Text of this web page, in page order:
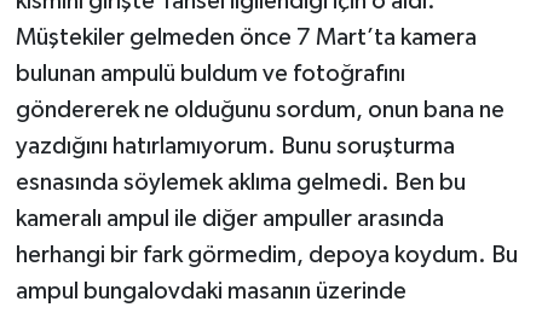
Müştekiler gelmeden önce 7 Mart’ta kamera
bulunan ampulü buldum ve fotoğrafını
göndererek ne olduğunu sordum, onun bana ne
yazdığını hatırlamıyorum. Bunu soruşturma
esnasında söylemek aklıma gelmedi. Ben bu
kameralı ampul ile diğer ampuller arasında
herhangi bir fark görmedim, depoya koydum. Bu
ampul bungalovdaki masanın üzerinde